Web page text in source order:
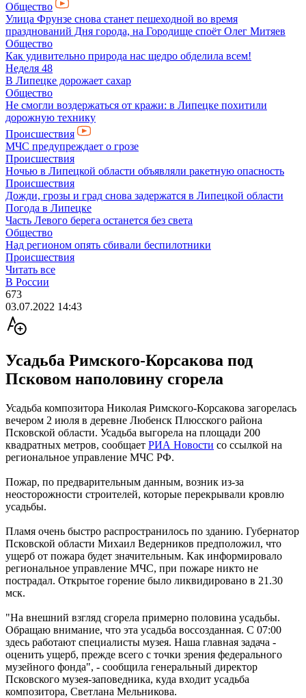
Общество
Улица Фрунзе снова станет пешеходной во время
празднований Дня города, на Городище споёт Олег Митяев
Общество
Как удивительно природа нас щедро обделила всем!
Неделя 48
В Липецке дорожает сахар
Общество
Не смогли воздержаться от кражи: в Липецке похитили
дорожную технику
Происшествия
МЧС предупреждает о грозе
Происшествия
Ночью в Липецкой области объявляли ракетную опасность
Происшествия
Дожди, грозы и град снова задержатся в Липецкой области
Погода в Липецке
Часть Левого берега останется без света
Общество
Над регионом опять сбивали беспилотники
Происшествия
Читать все
В России
673
03.07.2022 14:43
Усадьба Римского-Корсакова под
Псковом наполовину сгорела
Усадьба композитора Николая Римского-Корсакова загорелась
вечером 2 июля в деревне Любенск Плюсского района
Псковской области. Усадьба выгорела на площади 200
квадратных метров, сообщает РИА Новости со ссылкой на
региональное управление МЧС РФ.
Пожар, по предварительным данным, возник из-за
неосторожности строителей, которые перекрывали кровлю
усадьбы.
Пламя очень быстро распространилось по зданию. Губернатор
Псковской области Михаил Ведерников предположил, что
ущерб от пожара будет значительным. Как информировало
региональное управление МЧС, при пожаре никто не
пострадал. Открытое горение было ликвидировано в 21.30
мск.
"На внешний взгляд сгорела примерно половина усадьбы.
Обращаю внимание, что эта усадьба воссозданная. С 07:00
здесь работают специалисты музея. Наша главная задача -
оценить ущерб, прежде всего с точки зрения федерального
музейного фонда", - сообщила генеральный директор
Псковского музея-заповедника, куда входит усадьба
композитора, Светлана Мельникова.